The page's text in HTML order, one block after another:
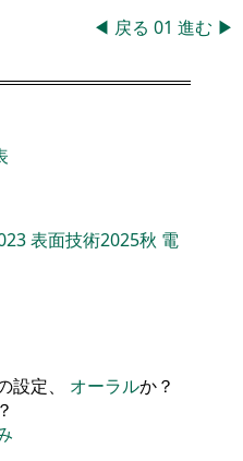
◀ 戻る 01 進む ▶
表面技術2025秋 電
設定、 オーラルか？